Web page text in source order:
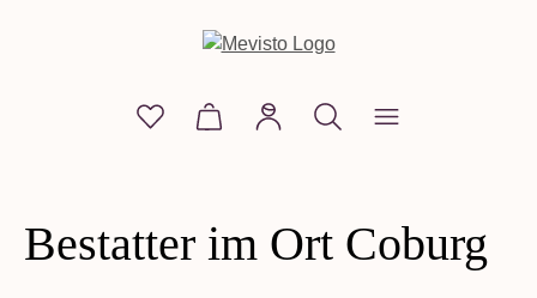
Du hast 0 Produkte auf dem Merkzettel
Warenkorb enthält 0 Positionen.
Bestatter im Ort Coburg